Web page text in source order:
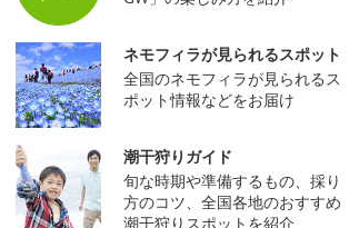
ネモフィラが見られるスポット
全国のネモフィラが見られるス
ポット情報などをお届け
潮干狩りガイド
旬な時期や準備するもの、採り
方のコツ、全国各地のおすすめ
潮干狩りスポットを紹介